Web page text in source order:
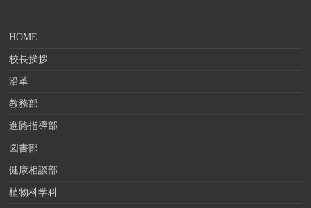
HOME
校長挨拶
沿革
教務部
進路指導部
図書部
健康相談部
植物科学科